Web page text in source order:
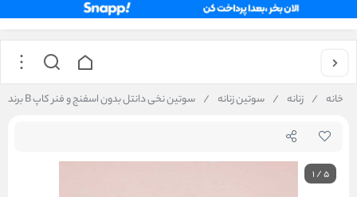
خانه / زنانه / سوتین زنانه / سوتین نخی دانتل بدون اسفنج و فنر کاپ B برند رویا
1/5